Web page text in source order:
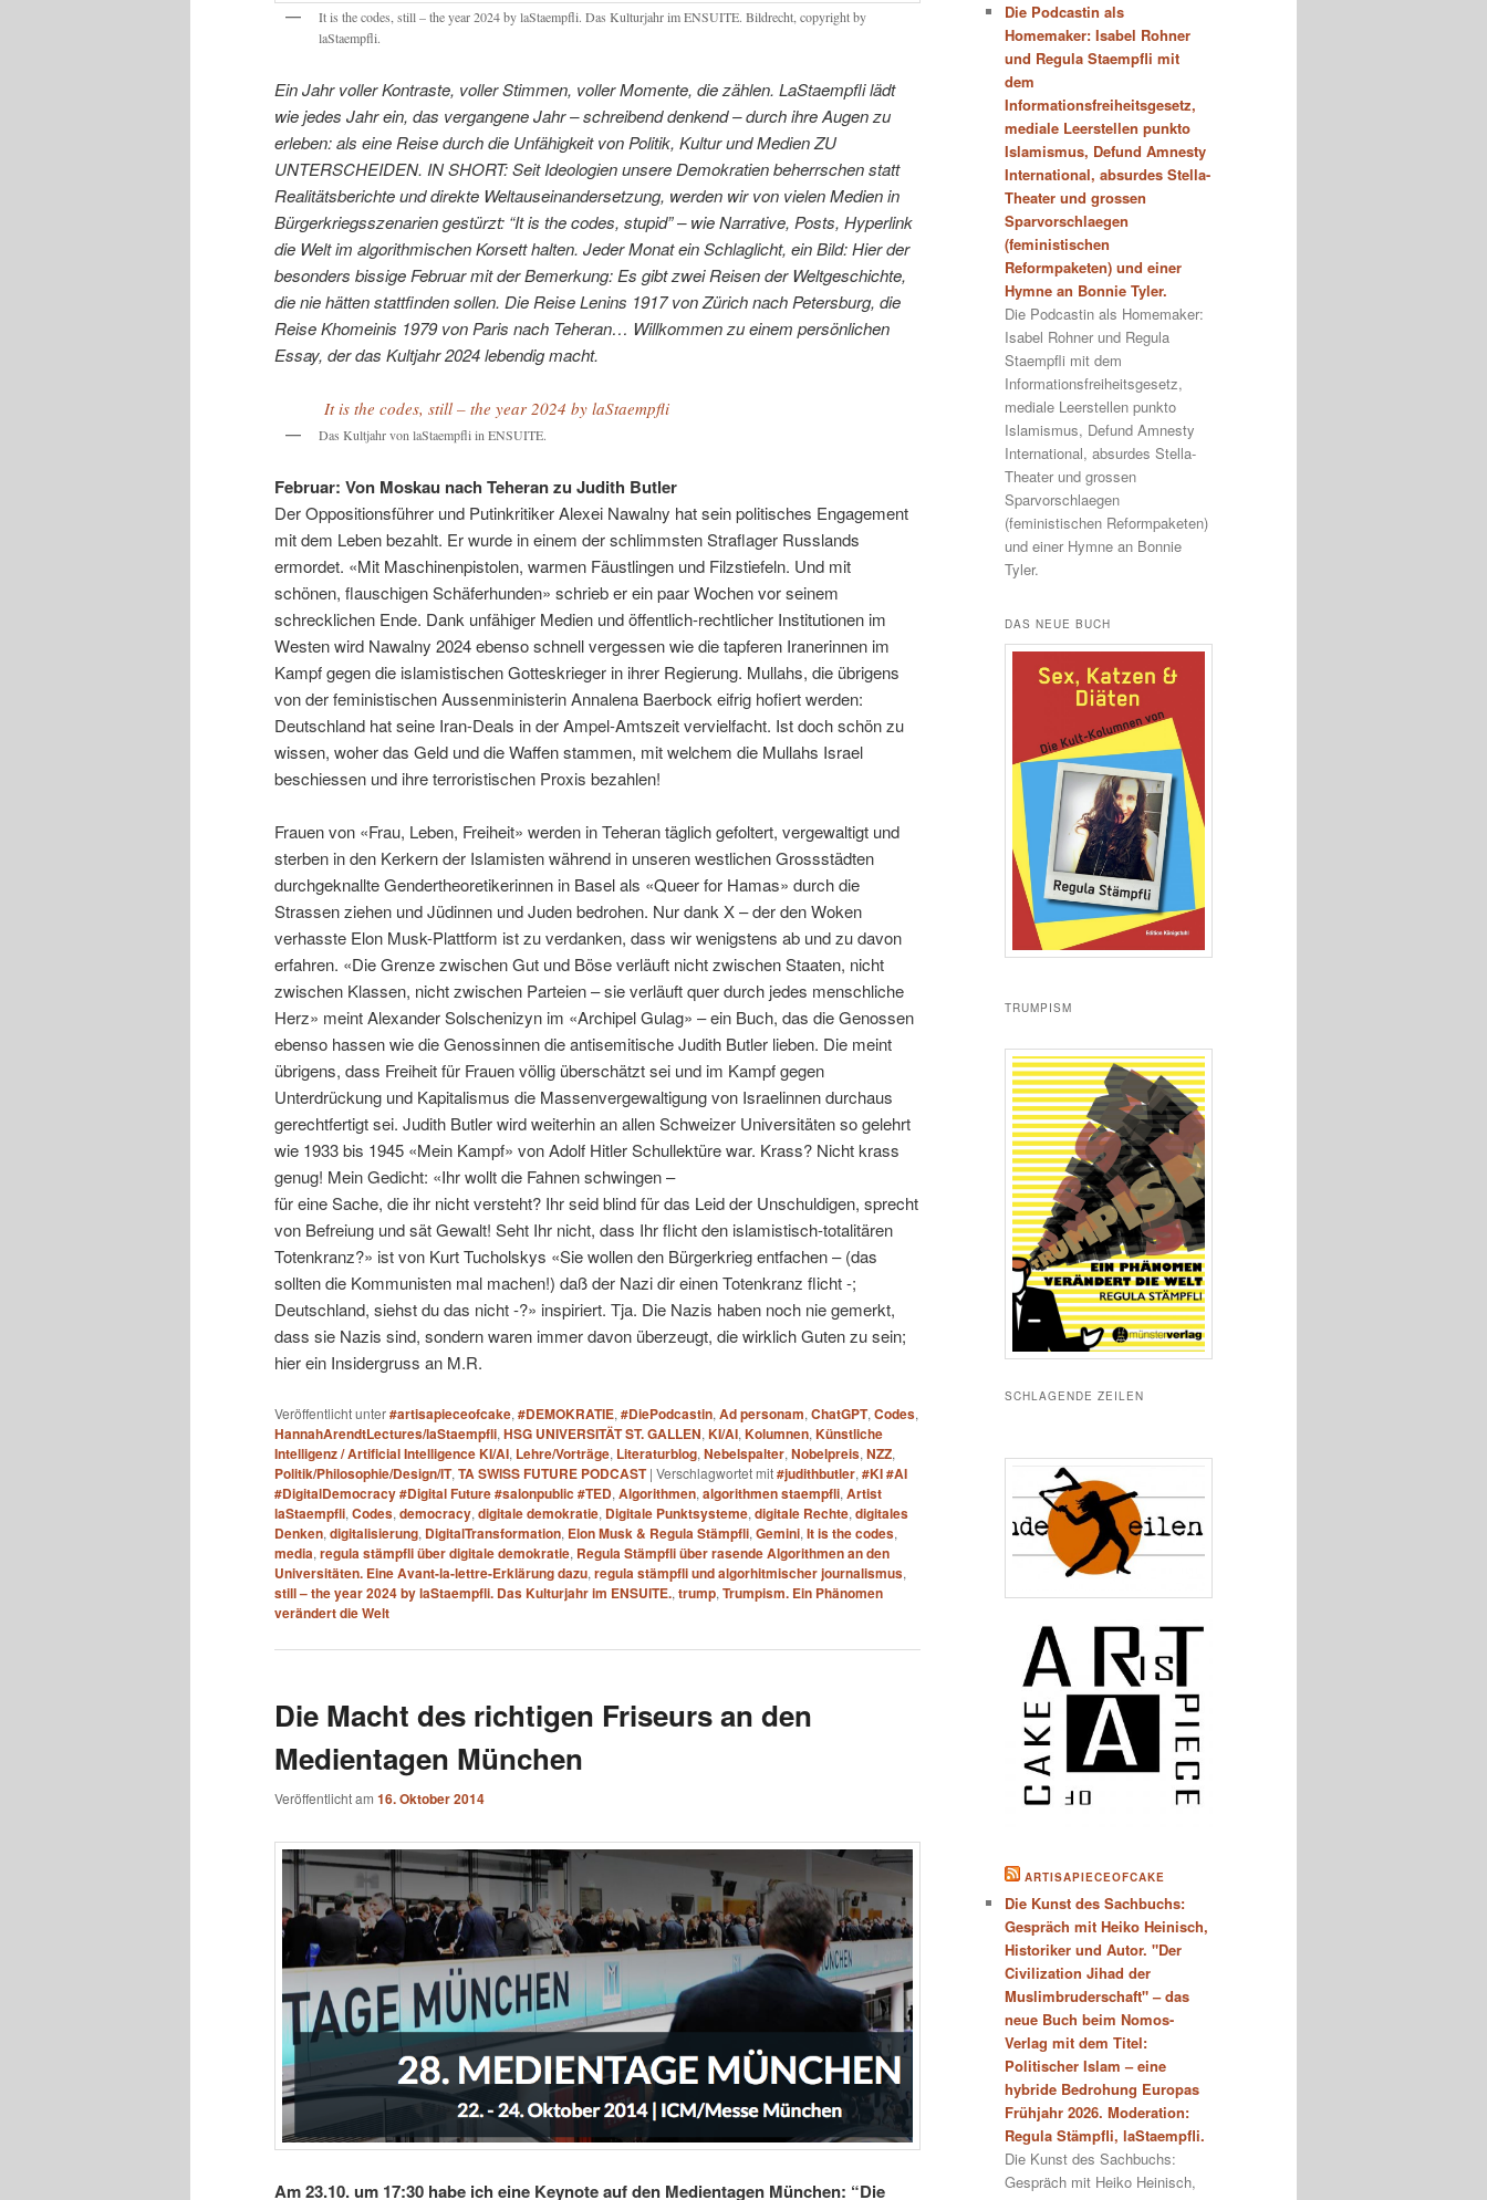
It is the codes, still – the year 2024 by laStaempfli. Das Kulturjahr im ENSUITE. Bildrecht, copyright by
laStaempfli.
Ein Jahr voller Kontraste, voller Stimmen, voller Momente, die zählen. LaStaempfli lädt
wie jedes Jahr ein, das vergangene Jahr – schreibend denkend – durch ihre Augen zu
erleben: als eine Reise durch die Unfähigkeit von Politik, Kultur und Medien ZU
UNTERSCHEIDEN. IN SHORT: Seit Ideologien unsere Demokratien beherrschen statt
Realitätsberichte und direkte Weltauseinandersetzung, werden wir von vielen Medien in
Bürgerkriegsszenarien gestürzt: “It is the codes, stupid” – wie Narrative, Posts, Hyperlink
die Welt im algorithmischen Korsett halten. Jeder Monat ein Schlaglicht, ein Bild: Hier der
besonders bissige Februar mit der Bemerkung: Es gibt zwei Reisen der Weltgeschichte,
die nie hätten stattfinden sollen. Die Reise Lenins 1917 von Zürich nach Petersburg, die
Reise Khomeinis 1979 von Paris nach Teheran… Willkommen zu einem persönlichen
Essay, der das Kultjahr 2024 lebendig macht.
It is the codes, still – the year 2024 by laStaempfli
Das Kultjahr von laStaempfli in ENSUITE.
Februar: Von Moskau nach Teheran zu Judith Butler
Der Oppositionsführer und Putinkritiker Alexei Nawalny hat sein politisches Engagement
mit dem Leben bezahlt. Er wurde in einem der schlimmsten Straflager Russlands
ermordet. «Mit Maschinenpistolen, warmen Fäustlingen und Filzstiefeln. Und mit
schönen, flauschigen Schäferhunden» schrieb er ein paar Wochen vor seinem
schrecklichen Ende. Dank unfähiger Medien und öffentlich-rechtlicher Institutionen im
Westen wird Nawalny 2024 ebenso schnell vergessen wie die tapferen Iranerinnen im
Kampf gegen die islamistischen Gotteskrieger in ihrer Regierung. Mullahs, die übrigens
von der feministischen Aussenministerin Annalena Baerbock eifrig hofiert werden:
Deutschland hat seine Iran-Deals in der Ampel-Amtszeit vervielfacht. Ist doch schön zu
wissen, woher das Geld und die Waffen stammen, mit welchem die Mullahs Israel
beschiessen und ihre terroristischen Proxis bezahlen!
Frauen von «Frau, Leben, Freiheit» werden in Teheran täglich gefoltert, vergewaltigt und
sterben in den Kerkern der Islamisten während in unseren westlichen Grossstädten
durchgeknallte Gendertheoretikerinnen in Basel als «Queer for Hamas» durch die
Strassen ziehen und Jüdinnen und Juden bedrohen. Nur dank X – der den Woken
verhasste Elon Musk-Plattform ist zu verdanken, dass wir wenigstens ab und zu davon
erfahren. «Die Grenze zwischen Gut und Böse verläuft nicht zwischen Staaten, nicht
zwischen Klassen, nicht zwischen Parteien – sie verläuft quer durch jedes menschliche
Herz» meint Alexander Solschenizyn im «Archipel Gulag» – ein Buch, das die Genossen
ebenso hassen wie die Genossinnen die antisemitische Judith Butler lieben. Die meint
übrigens, dass Freiheit für Frauen völlig überschätzt sei und im Kampf gegen
Unterdrückung und Kapitalismus die Massenvergewaltigung von Israelinnen durchaus
gerechtfertigt sei. Judith Butler wird weiterhin an allen Schweizer Universitäten so gelehrt
wie 1933 bis 1945 «Mein Kampf» von Adolf Hitler Schullektüre war. Krass? Nicht krass
genug! Mein Gedicht: «Ihr wollt die Fahnen schwingen –
für eine Sache, die ihr nicht versteht? Ihr seid blind für das Leid der Unschuldigen, sprecht
von Befreiung und sät Gewalt! Seht Ihr nicht, dass Ihr flicht den islamistisch-totalitären
Totenkranz?» ist von Kurt Tucholskys «Sie wollen den Bürgerkrieg entfachen – (das
sollten die Kommunisten mal machen!) daß der Nazi dir einen Totenkranz flicht -;
Deutschland, siehst du das nicht -?» inspiriert. Tja. Die Nazis haben noch nie gemerkt,
dass sie Nazis sind, sondern waren immer davon überzeugt, die wirklich Guten zu sein;
hier ein Insidergruss an M.R.
Veröffentlicht unter#artisapieceofcake, #DEMOKRATIE, #DiePodcastin, Ad personam, ChatGPT, Codes,
HannahArendtLectures/laStaempfli, HSG UNIVERSITÄT ST. GALLEN, KI/AI, Kolumnen, Künstliche
Intelligenz / Artificial Intelligence KI/AI, Lehre/Vorträge, Literaturblog, Nebelspalter, Nobelpreis, NZZ,
Politik/Philosophie/Design/IT, TA SWISS FUTURE PODCAST | Verschlagwortet mit#judithbutler, #KI #AI
#DigitalDemocracy #Digital Future #salonpublic #TED, Algorithmen, algorithmen staempfli, Artist
laStaempfli, Codes, democracy, digitale demokratie, Digitale Punktsysteme, digitale Rechte, digitales
Denken, digitalisierung, DigitalTransformation, Elon Musk & Regula Stämpfli, Gemini, It is the codes,
media, regula stämpfli über digitale demokratie, Regula Stämpfli über rasende Algorithmen an den
Universitäten. Eine Avant-la-lettre-Erklärung dazu, regula stämpfli und algorhitmischer journalismus,
still – the year 2024 by laStaempfli. Das Kulturjahr im ENSUITE., trump, Trumpism. Ein Phänomen
verändert die Welt
Die Macht des richtigen Friseurs an den
Medientagen München
Veröffentlicht am 16. Oktober 2014
Am 23.10. um 17:30 habe ich eine Keynote auf den Medientagen München: “Die
Die Podcastin als
Homemaker: Isabel Rohner
und Regula Staempfli mit
dem
Informationsfreiheitsgesetz,
mediale Leerstellen punkto
Islamismus, Defund Amnesty
International, absurdes Stella-
Theater und grossen
Sparvorschlaegen
(feministischen
Reformpaketen) und einer
Hymne an Bonnie Tyler.
Die Podcastin als Homemaker:
Isabel Rohner und Regula
Staempfli mit dem
Informationsfreiheitsgesetz,
mediale Leerstellen punkto
Islamismus, Defund Amnesty
International, absurdes Stella-
Theater und grossen
Sparvorschlaegen
(feministischen Reformpaketen)
und einer Hymne an Bonnie
Tyler.
DAS NEUE BUCH
TRUMPISM
SCHLAGENDE ZEILEN
ARTISAPIECEOFCAKE
Die Kunst des Sachbuchs:
Gespräch mit Heiko Heinisch,
Historiker und Autor. "Der
Civilization Jihad der
Muslimbruderschaft" – das
neue Buch beim Nomos-
Verlag mit dem Titel:
Politischer Islam – eine
hybride Bedrohung Europas
Frühjahr 2026. Moderation:
Regula Stämpfli, laStaempfli.
Die Kunst des Sachbuchs:
Gespräch mit Heiko Heinisch,